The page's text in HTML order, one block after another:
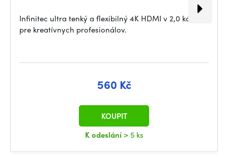
Infinitec ultra tenký a flexibilný 4K HDMI v 2,0 kábel
pre kreatívnych profesionálov.
560 Kč
K odeslání > 5 ks
KOUPIT